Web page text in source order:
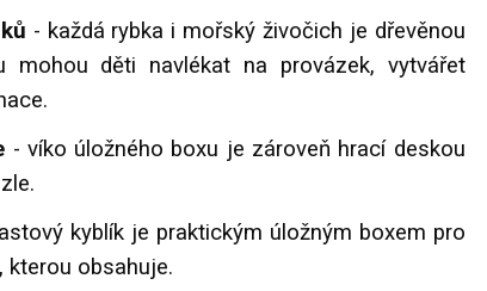
- každá rybka i mořský živočich je dřevěnou
mohou děti navlékat na provázek, vytvářet
- víko úložného boxu je zároveň hrací deskou
kyblík je praktickým úložným boxem pro
kterou obsahuje.